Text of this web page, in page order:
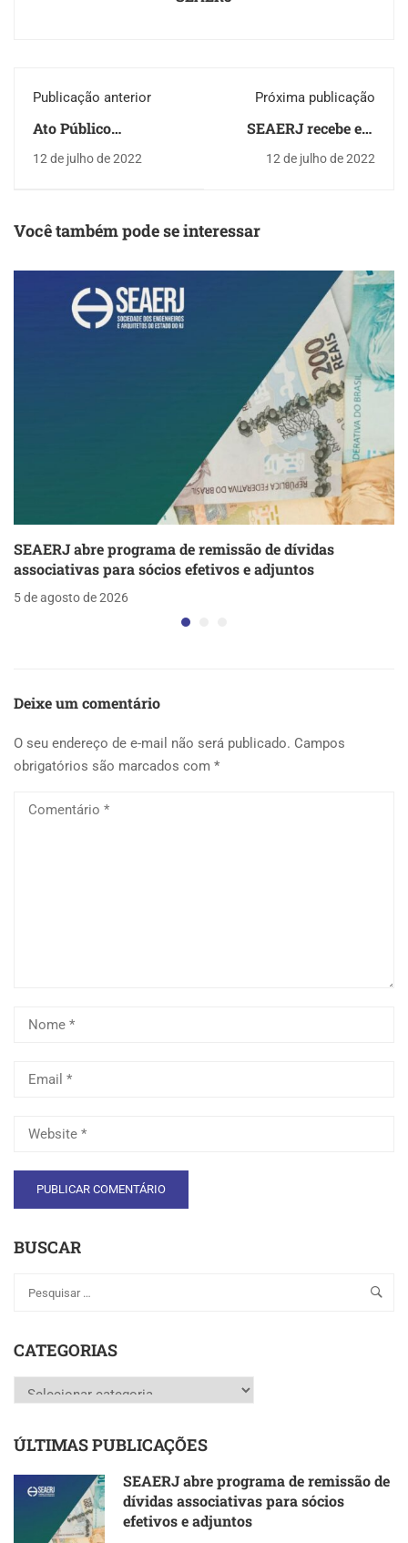
Publicação anterior
Ato Público
com a presença da
12 de julho de 2022
Próxima publicação
SEAERJ recebe em
profissionais do
Arquitetura- IEEA
12 de julho de 2022
Você também pode se interessar
SEAERJ abre programa de remissão de dívidas
associativas para sócios efetivos e adjuntos
5 de agosto de 2026
Deixe um comentário
O seu endereço de e-mail não será publicado. Campos
obrigatórios são marcados com *
BUSCAR
CATEGORIAS
Categorias
ÚLTIMAS PUBLICAÇÕES
SEAERJ abre programa de remissão de
dívidas associativas para sócios
efetivos e adjuntos